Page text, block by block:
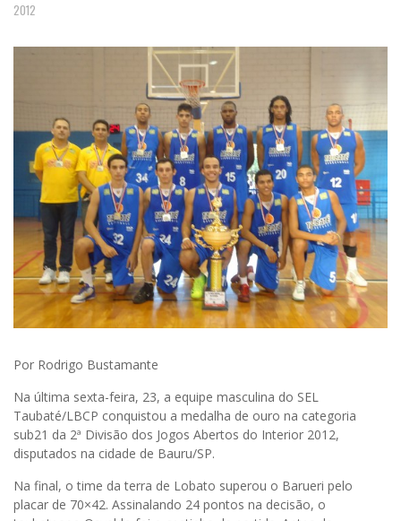
2012
Por Rodrigo Bustamante
Na última sexta-feira, 23, a equipe masculina do SEL
Taubaté/LBCP conquistou a medalha de ouro na categoria
sub21 da 2ª Divisão dos Jogos Abertos do Interior 2012,
disputados na cidade de Bauru/SP.
Na final, o time da terra de Lobato superou o Barueri pelo
placar de 70×42. Assinalando 24 pontos na decisão, o